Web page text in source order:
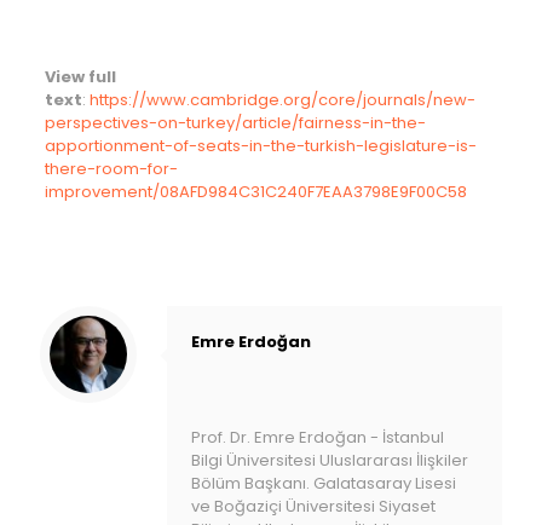
View full
text: https://www.cambridge.org/core/journals/new-
perspectives-on-turkey/article/fairness-in-the-
apportionment-of-seats-in-the-turkish-legislature-is-
there-room-for-
improvement/08AFD984C31C240F7EAA3798E9F00C58
Emre Erdoğan
Prof. Dr. Emre Erdoğan - İstanbul
Bilgi Üniversitesi Uluslararası İlişkiler
Bölüm Başkanı. Galatasaray Lisesi
ve Boğaziçi Üniversitesi Siyaset